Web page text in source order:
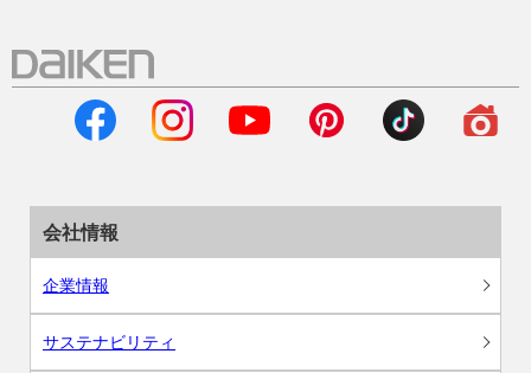
会社情報
企業情報
サステナビリティ